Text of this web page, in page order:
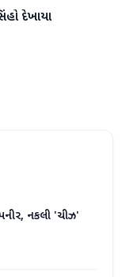
દેખાયા
નકલી 'ચીઝ'